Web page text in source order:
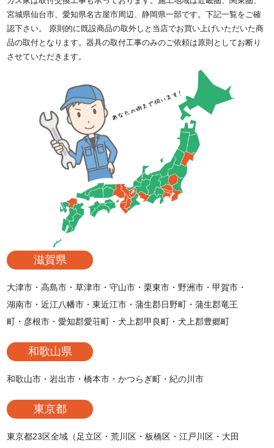
宮城県仙台市、愛知県名古屋市周辺、静岡県一部です。下記一覧をご確
認下さい。 原則的に既設商品の取外しと当店でお買い上げいただいた商
品の取付となります。器具の取付工事のみのご依頼は原則としてお断り
させていただきます。
滋賀県
大津市・高島市・草津市・守山市・栗東市・野洲市・甲賀市・
湖南市・近江八幡市・東近江市・蒲生郡日野町・蒲生郡竜王
町・彦根市・愛知郡愛荘町・犬上郡甲良町・犬上郡豊郷町
和歌山県
和歌山市・岩出市・橋本市・かつらぎ町・紀の川市
東京都
東京都23区全域（足立区・荒川区・板橋区・江戸川区・大田